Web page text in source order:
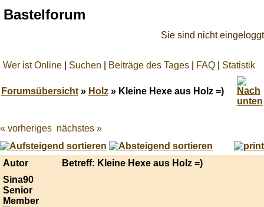
Bastelforum
Sie sind nicht eingeloggt
Wer ist Online Suchen Beiträge des Tages FAQ Statistik
Forumsübersicht» Holz» Kleine Hexe aus Holz =)
Best
online
live
casino
« vorheriges nächstes »
Autor
Betreff: Kleine Hexe aus Holz =)
Sina90
Senior
Member